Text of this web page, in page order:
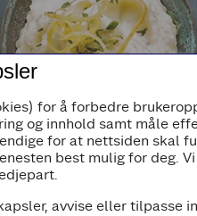
for å forbedre
og innhold samt måle
for at nettsiden skal
best mulig for deg.
avvise eller tilpasse